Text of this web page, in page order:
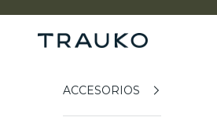
Trauko
ACCESORIOS